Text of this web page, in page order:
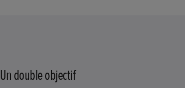
Un double objectif